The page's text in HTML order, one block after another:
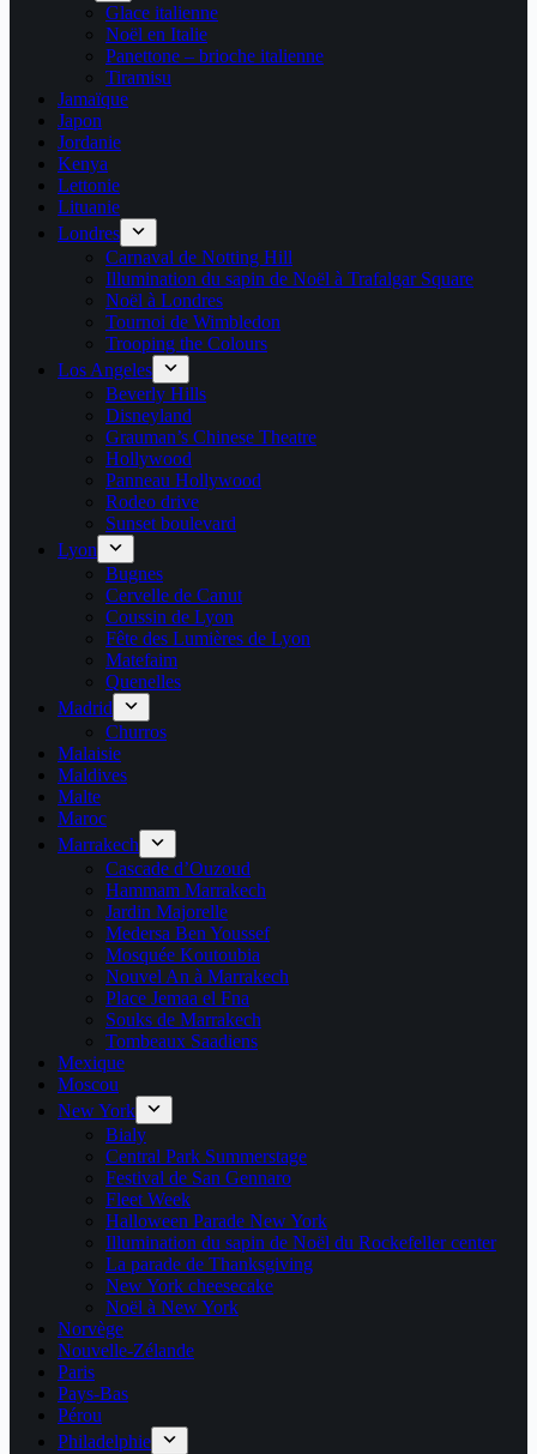
Glace italienne
Noël en Italie
Panettone – brioche italienne
Tiramisu
Jamaïque
Japon
Jordanie
Kenya
Lettonie
Lituanie
Londres
Carnaval de Notting Hill
Illumination du sapin de Noël à Trafalgar Square
Noël à Londres
Tournoi de Wimbledon
Trooping the Colours
Los Angeles
Beverly Hills
Disneyland
Grauman’s Chinese Theatre
Hollywood
Panneau Hollywood
Rodeo drive
Sunset boulevard
Lyon
Bugnes
Cervelle de Canut
Coussin de Lyon
Fête des Lumières de Lyon
Matefaim
Quenelles
Madrid
Churros
Malaisie
Maldives
Malte
Maroc
Marrakech
Cascade d’Ouzoud
Hammam Marrakech
Jardin Majorelle
Medersa Ben Youssef
Mosquée Koutoubia
Nouvel An à Marrakech
Place Jemaa el Fna
Souks de Marrakech
Tombeaux Saadiens
Mexique
Moscou
New York
Bialy
Central Park Summerstage
Festival de San Gennaro
Fleet Week
Halloween Parade New York
Illumination du sapin de Noël du Rockefeller center
La parade de Thanksgiving
New York cheesecake
Noël à New York
Norvège
Nouvelle-Zélande
Paris
Pays-Bas
Pérou
Philadelphie